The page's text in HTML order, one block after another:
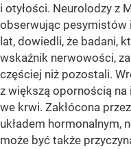
i otyłości. Neurolodzy z
obserwując pesymistów
lat, dowiedli, że badani,
wskaźnik nerwowości,
częściej niż pozostali.
z większą opornością
we krwi. Zakłócona
układem hormonalnym,
może być także